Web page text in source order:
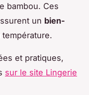
bambou. Ces
un bien-
et pratiques,
sur le site Lingerie